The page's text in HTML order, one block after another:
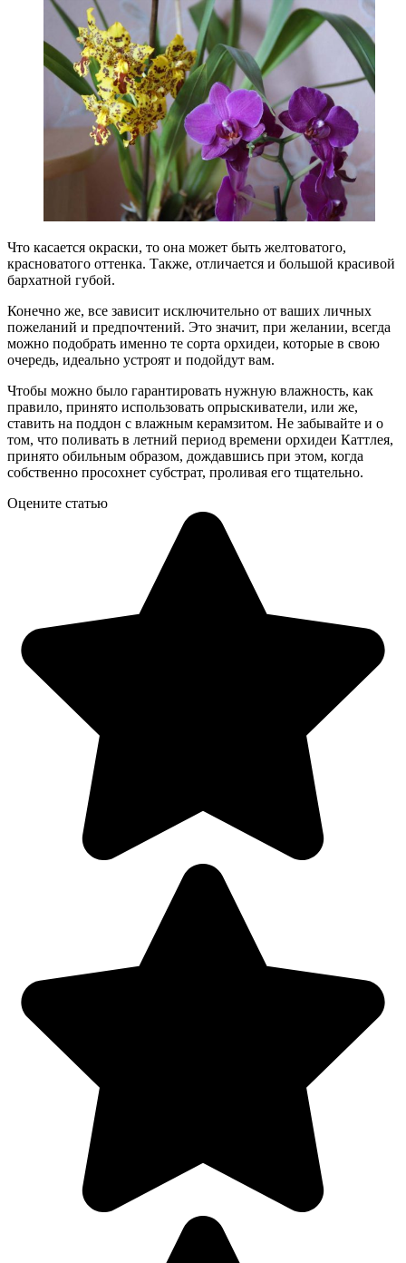
Что касается окраски, то она может быть желтоватого,
красноватого оттенка. Также, отличается и большой красивой
бархатной губой.
Конечно же, все зависит исключительно от ваших личных
пожеланий и предпочтений. Это значит, при желании, всегда
можно подобрать именно те сорта орхидеи, которые в свою
очередь, идеально устроят и подойдут вам.
Чтобы можно было гарантировать нужную влажность, как
правило, принято использовать опрыскиватели, или же,
ставить на поддон с влажным керамзитом. Не забывайте и о
том, что поливать в летний период времени орхидеи Каттлея,
принято обильным образом, дождавшись при этом, когда
собственно просохнет субстрат, проливая его тщательно.
Оцените статью